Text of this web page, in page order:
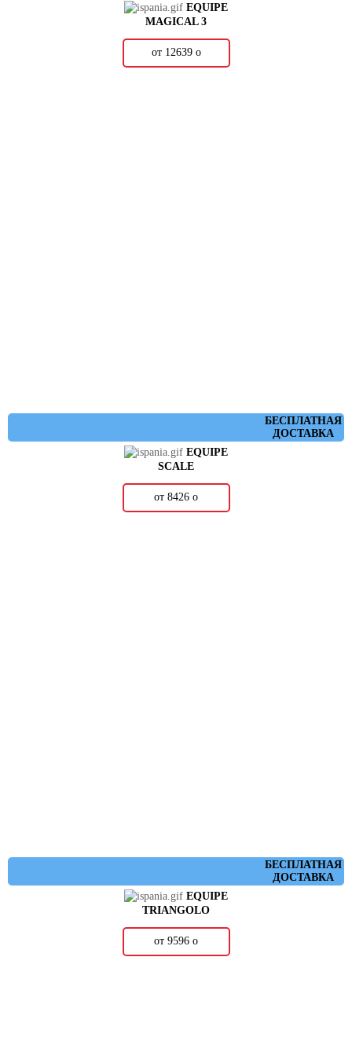
EQUIPE
MAGICAL 3
от 12639 о
БЕСПЛАТНАЯ
ДОСТАВКА
EQUIPE
SCALE
от 8426 о
БЕСПЛАТНАЯ
ДОСТАВКА
EQUIPE
TRIANGOLO
от 9596 о